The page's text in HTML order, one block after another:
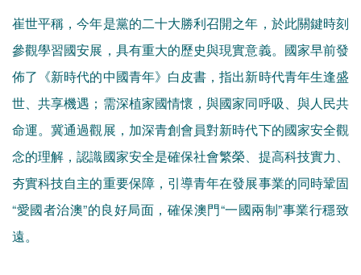
崔世平稱，今年是黨的二十大勝利召開之年，於此關鍵時刻
參觀學習國安展，具有重大的歷史與現實意義。國家早前發
佈了《新時代的中國青年》白皮書，指出新時代青年生逢盛
世、共享機遇；需深植家國情懷，與國家同呼吸、與人民共
命運。冀通過觀展，加深青創會員對新時代下的國家安全觀
念的理解，認識國家安全是確保社會繁榮、提高科技實力、
夯實科技自主的重要保障，引導青年在發展事業的同時鞏固
“愛國者治澳”的良好局面，確保澳門“一國兩制”事業行穩致
遠。